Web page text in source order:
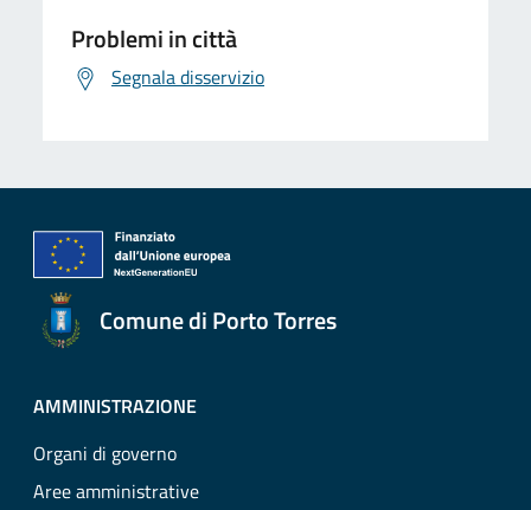
Problemi in città
Segnala disservizio
Comune di Porto Torres
AMMINISTRAZIONE
Organi di governo
Aree amministrative